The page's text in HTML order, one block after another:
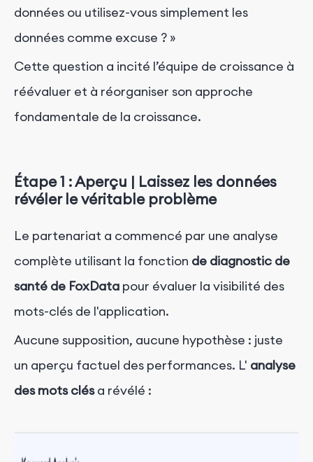
données ou utilisez-vous simplement les
données comme excuse ? »
Cette question a incité l’équipe de croissance à
réévaluer et à réorganiser son approche
fondamentale de la croissance.
Étape 1 : Aperçu | Laissez les données
révéler le véritable problème
Le partenariat a commencé par une analyse
complète utilisant la fonction de diagnostic de
santé de FoxData pour évaluer la visibilité des
mots-clés de l'application.
Aucune supposition, aucune hypothèse : juste
un aperçu factuel des performances. L' analyse
des mots clés a révélé :